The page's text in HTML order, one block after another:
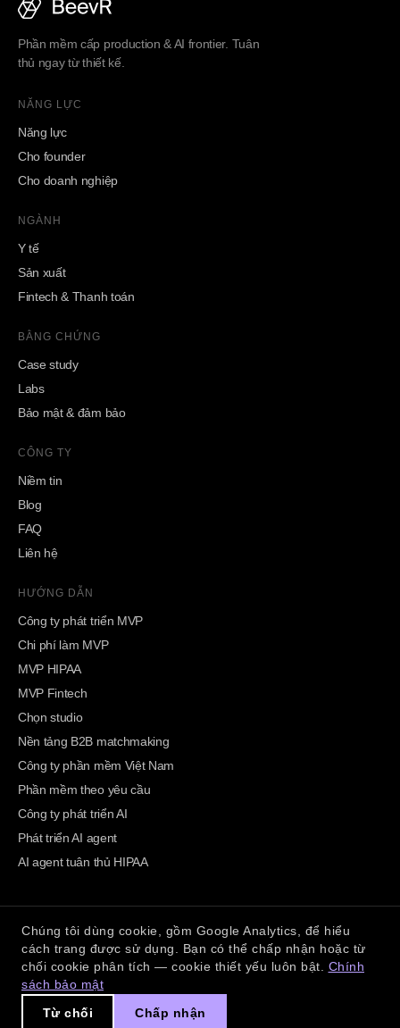
Phần mềm cấp production & AI frontier. Tuân
thủ ngay từ thiết kế.
NĂNG LỰC
Năng lực
Cho founder
Cho doanh nghiệp
NGÀNH
Y tế
Sản xuất
Fintech & Thanh toán
BẰNG CHỨNG
Case study
Labs
Bảo mật & đảm bảo
CÔNG TY
Niềm tin
Blog
FAQ
Liên hệ
HƯỚNG DẪN
Công ty phát triển MVP
Chi phí làm MVP
MVP HIPAA
MVP Fintech
Chọn studio
Nền tảng B2B matchmaking
Công ty phần mềm Việt Nam
Phần mềm theo yêu cầu
Công ty phát triển AI
Phát triển AI agent
AI agent tuân thủ HIPAA
BeevR Technologies. Phần mềm cấp production & AI frontier. Tuân thủ
ngay từ thiết kế.
connect@beevr.ai
Tùy chọn cookie © 2026
125 Hoang Ngan, Cau Giay, Hanoi, Vietnam
Chúng tôi dùng cookie, gồm Google Analytics, để hiểu
cách trang được sử dụng. Bạn có thể chấp nhận hoặc từ
chối cookie phân tích — cookie thiết yếu luôn bật. Chính
sách bảo mật
Từ chối Chấp nhận